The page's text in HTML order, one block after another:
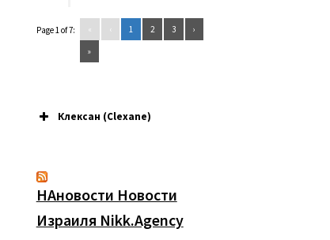
Page 1 of 7: ‹ 1 2 3
›
»
Клексан (Clexane)
НАновости Новости
Израиля Nikk.Agency